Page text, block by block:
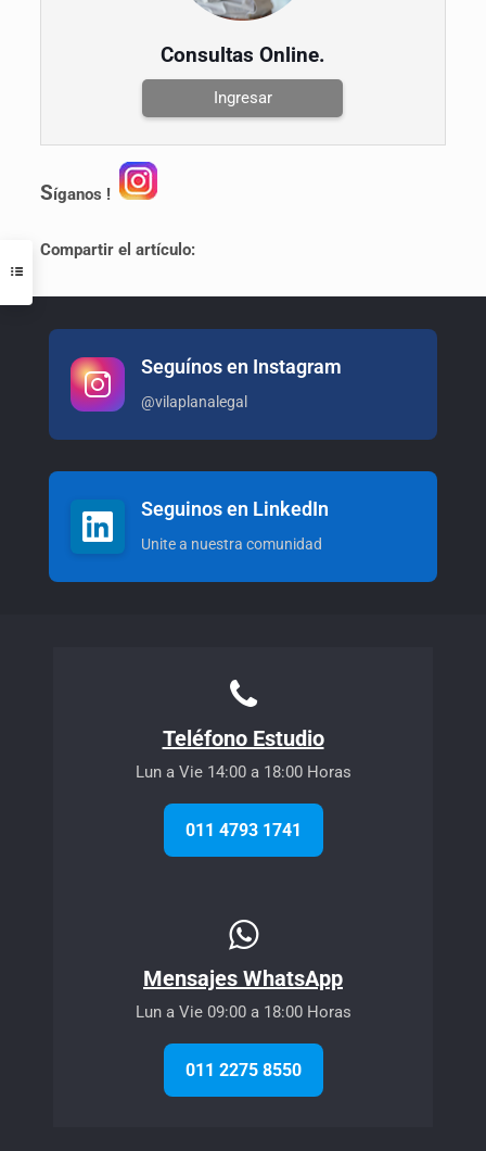
Consultas Online.
Ingresar
Síganos !
Compartir el artículo:
Seguínos en Instagram
@vilaplanalegal
Seguinos en LinkedIn
Unite a nuestra comunidad
Teléfono Estudio
Lun a Vie 14:00 a 18:00 Horas
011 4793 1741
Mensajes WhatsApp
Lun a Vie 09:00 a 18:00 Horas
011 2275 8550